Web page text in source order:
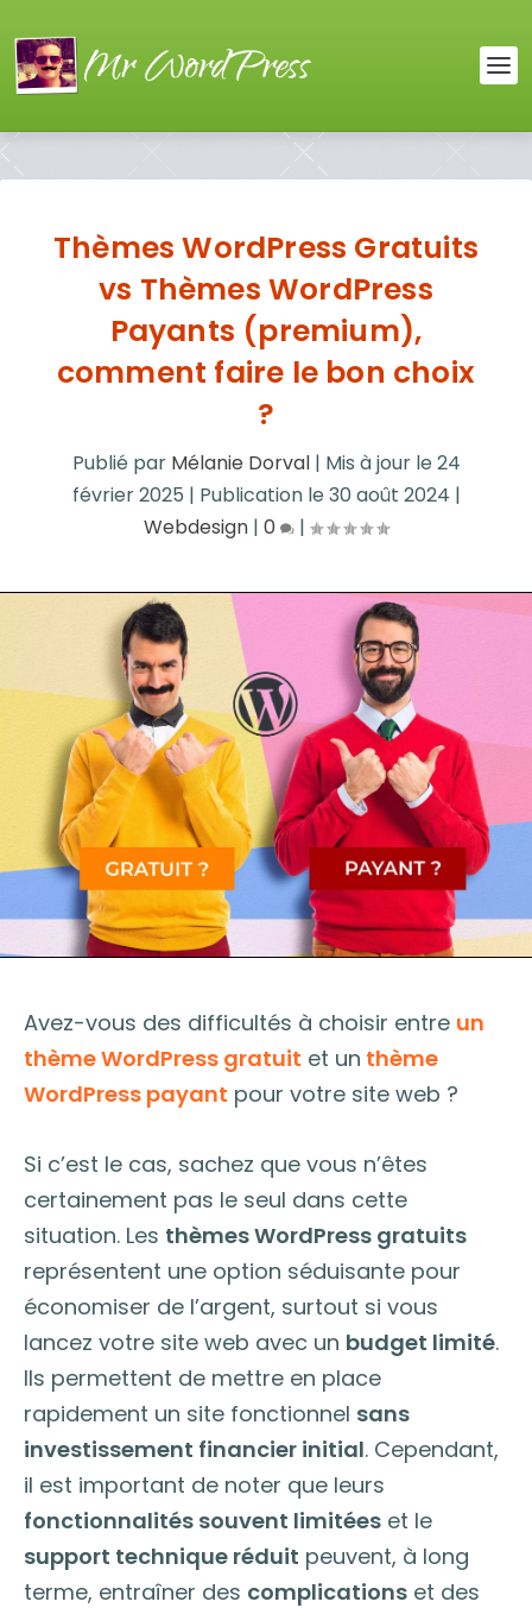
Thèmes WordPress Gratuits
vs Thèmes WordPress
Payants (premium),
comment faire le bon choix
?
Publié par Mélanie Dorval| Mis à jour le 24
février 2025 | Publication le 30 août 2024 |
Webdesign | 0 |
Avez-vous des difficultés à choisir entre un
thème WordPress gratuit et un thème
WordPress payant pour votre site web ?
Si c’est le cas, sachez que vous n’êtes
certainement pas le seul dans cette
situation. Les thèmes WordPress gratuits
représentent une option séduisante pour
économiser de l’argent, surtout si vous
lancez votre site web avec un budget limité.
Ils permettent de mettre en place
rapidement un site fonctionnel sans
investissement financier initial. Cependant,
il est important de noter que leurs
fonctionnalités souvent limitées et le
support technique réduit peuvent, à long
terme, entraîner des complications et des